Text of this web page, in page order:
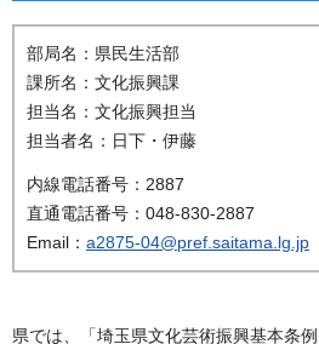
部局名：県民生活部
課所名：文化振興課
担当名：文化振興担当
担当者名：日下・伊藤
内線電話番号：2887
直通電話番号：048-830-2887
Email： a2875-04@pref.saitama.lg.jp
県では、「埼玉県文化芸術振興基本条